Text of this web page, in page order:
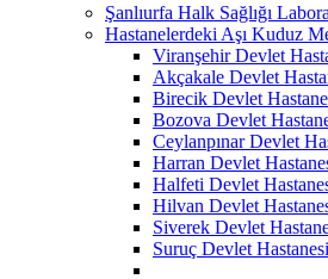
Şanlıurfa Halk Sağlığı
Hastanelerdeki Aşı Kuduz
Viranşehir Devlet
Akçakale Devlet
Birecik Devlet
Bozova Devlet
Ceylanpınar Devlet
Harran Devlet
Halfeti Devlet
Hilvan Devlet
Siverek Devlet
Suruç Devlet